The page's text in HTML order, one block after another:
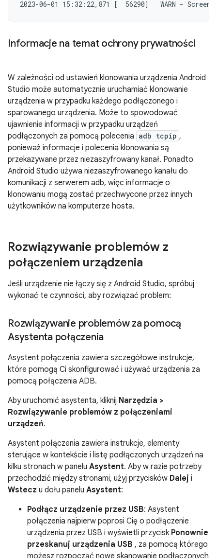
Informacje na temat ochrony prywatności
W zależności od ustawień klonowania urządzenia Android
Studio może automatycznie uruchamiać klonowanie
urządzenia w przypadku każdego podłączonego i
sparowanego urządzenia. Może to spowodować
ujawnienie informacji w przypadku urządzeń
podłączonych za pomocą polecenia adb tcpip ,
ponieważ informacje i polecenia klonowania są
przekazywane przez niezaszyfrowany kanał. Ponadto
Android Studio używa niezaszyfrowanego kanału do
komunikacji z serwerem adb, więc informacje o
klonowaniu mogą zostać przechwycone przez innych
użytkowników na komputerze hosta.
Rozwiązywanie problemów z
połączeniem urządzenia
Jeśli urządzenie nie łączy się z Android Studio, spróbuj
wykonać te czynności, aby rozwiązać problem:
Rozwiązywanie problemów za pomocą
Asystenta połączenia
Asystent połączenia zawiera szczegółowe instrukcje,
które pomogą Ci skonfigurować i używać urządzenia za
pomocą połączenia ADB.
Aby uruchomić asystenta, kliknij Narzędzia >
Rozwiązywanie problemów z połączeniami
urządzeń.
Asystent połączenia zawiera instrukcje, elementy
sterujące w kontekście i listę podłączonych urządzeń na
kilku stronach w panelu Asystent. Aby w razie potrzeby
przechodzić między stronami, użyj przycisków Dalej i
Wstecz u dołu panelu Asystent:
Podłącz urządzenie przez USB: Asystent
połączenia najpierw poprosi Cię o podłączenie
urządzenia przez USB i wyświetli przycisk Ponownie
przeskanuj urządzenia USB , za pomocą którego